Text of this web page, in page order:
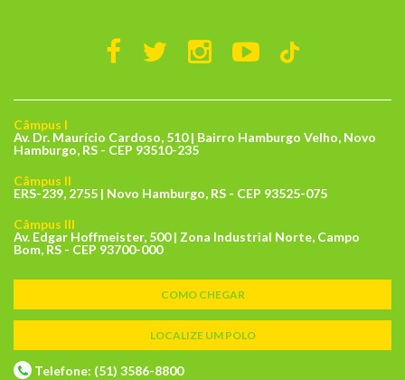
Câmpus I
Av. Dr. Maurício Cardoso, 510 | Bairro Hamburgo Velho, Novo
Hamburgo, RS - CEP 93510-235
Câmpus II
ERS-239, 2755 | Novo Hamburgo, RS - CEP 93525-075
Câmpus III
Av. Edgar Hoffmeister, 500 | Zona Industrial Norte, Campo
Bom, RS - CEP 93700-000
COMO CHEGAR
LOCALIZE UM POLO
Telefone: (51) 3586-8800